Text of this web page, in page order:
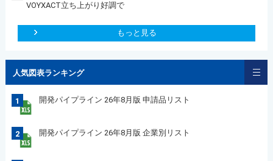
VOYXACT立ち上がり好調で
もっと見る
人気図表ランキング
1 開発パイプライン 26年8月版 申請品リスト
2 開発パイプライン 26年8月版 企業別リスト